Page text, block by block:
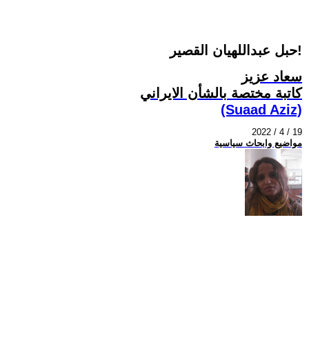
حبل عبداللهيان القصير!
سعاد عزيز
کاتبة مختصة بالشأن الايراني
(Suaad Aziz)
2022 / 4 / 19
مواضيع وابحاث سياسية